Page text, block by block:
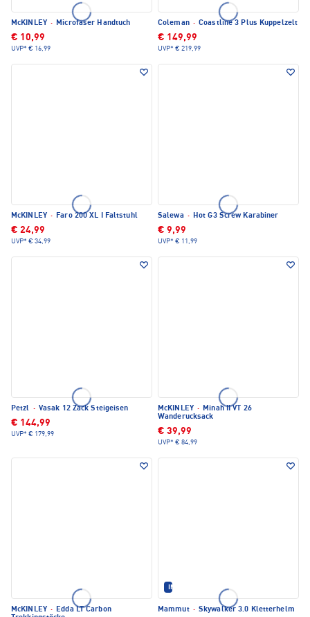
McKINLEY · Microfaser Handtuch
€ 10,99
UVP* € 16,99
Coleman · Coastline 3 Plus Kuppelzelt
€ 149,99
UVP* € 219,99
McKINLEY · Faro 200 XL I Faltstuhl
€ 24,99
UVP* € 34,99
Salewa · Hot G3 Screw Karabiner
€ 9,99
UVP* € 11,99
Petzl · Vasak 12 Zack Steigeisen
€ 144,99
UVP* € 179,99
McKINLEY · Minah II VT 26
Wanderucksack
€ 39,99
UVP* € 84,99
McKINLEY · Edda LT Carbon
IM SET ERHÄLTLICH
Mammut · Skywalker 3.0 Kletterhelm